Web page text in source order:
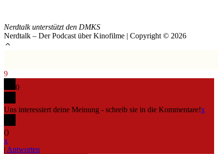
Nerdtalk unterstützt den DMKS
Nerdtalk – Der Podcast über Kinofilme | Copyright © 2026
9
0
Uns interessiert deine Meinung - schreib sie in die Kommentare!x
()
x
| Antworten